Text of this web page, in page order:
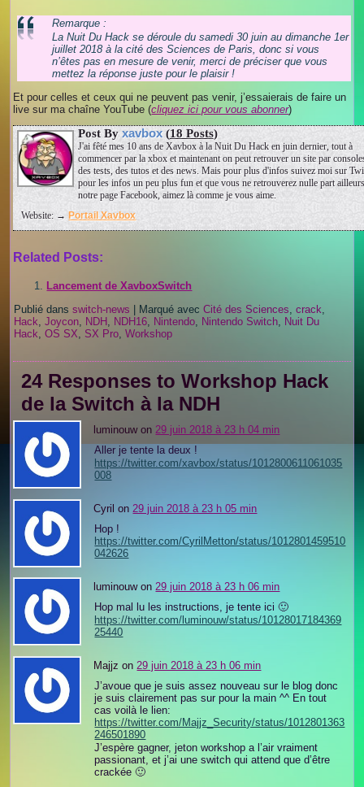
Remarque :
La Nuit Du Hack se déroule du samedi 30 juin au dimanche 1er
juillet 2018 à la cité des Sciences de Paris, donc si vous
n’êtes pas en mesure de venir, merci de préciser que vous
mettez la réponse juste pour le plaisir !
Et pour celles et ceux qui ne peuvent pas venir, j’essaierais de faire un
live sur ma chaîne YouTube (cliquez ici pour vous abonner)
Post By xavbox(18 Posts)
J'ai fêté mes 10 ans de Xavbox à la Nuit Du Hack en juin dernier, tout à
commencer par la xbox et maintenant on peut retrouver un site par
des tests, des tutos et des news. Mais pour plus d'infos suivez moi sur
pour les infos un peu plus fun et que vous ne retrouverez nulle part
notre page Facebook, aimez là comme je vous aime.
Website: → Portail Xavbox
Related Posts:
Lancement de XavboxSwitch
Publié dans switch-news Marqué avec Cité des Sciences,crack,
Hack,Joycon, NDH , NDH16, Nintendo, Nintendo Switch, Nuit Du
Hack,OS SX, SX Pro,Workshop
24 Responses to Workshop Hack
de la Switch à la NDH
luminouw on29 juin 2018 à 23 h 04 min
Aller je tente la deux !
https://twitter.com/xavbox/status/1012800611061035
008
Cyril on29 juin 2018 à 23 h 05 min
Hop !
https://twitter.com/CyrilMetton/status/1012801459510
042626
luminouw on29 juin 2018 à 23 h 06 min
Hop mal lu les instructions, je tente ici 🙂
https://twitter.com/luminouw/status/10128017184369
25440
Majjz on29 juin 2018 à 23 h 06 min
J’avoue que je suis assez nouveau sur le blog donc
je suis clairement pas sur pour la main ^^ En tout
cas voilà le lien:
https://twitter.com/Majjz_Security/status/1012801363
246501890
J’espère gagner, jeton workshop a l’air vraiment
passionant, et j’ai une switch qui attend que d’être
crackée 🙂